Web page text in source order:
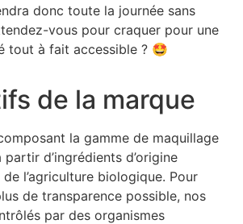
donc toute la journée sans
vous pour craquer pour une
tout à fait accessible ? 🤩
de la marque
la gamme de maquillage
d’ingrédients d’origine
l’agriculture biologique. Pour
de transparence possible, nos
par des organismes